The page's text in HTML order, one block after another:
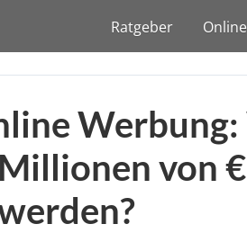
Ratgeber
Werbung:
von